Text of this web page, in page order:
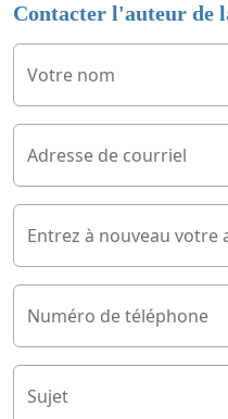
Contacter l'auteur de
Votre nom
Adresse de courriel
Entrez à nouveau votre
Numéro de téléphone
Sujet